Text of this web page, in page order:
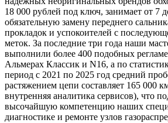
18 000 рублей под ключ, занимает от 7
обязательную замену переднего
прокладок и успокоителей с
меток. За последние три года наши
выполнили более 400 подобных
Альмерах Классик и N16, а по
период с 2021 по 2025 год средний
растяжением цепи составляет 165 000
внутренняя аналитика сервисов), что
высочайшую компетенцию наших
диагностике и ремонте узлов